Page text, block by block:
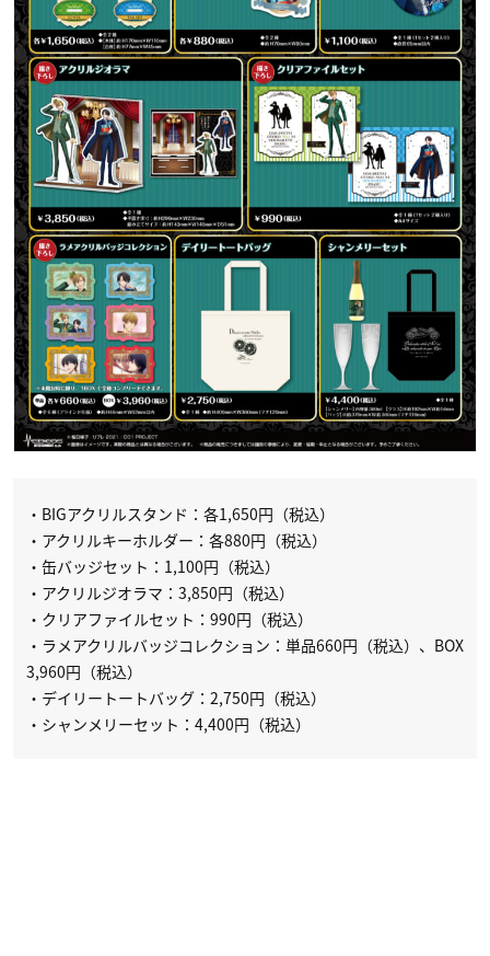
・BIGアクリルスタンド：各1,650円（税込）
・アクリルキーホルダー：各880円（税込）
・缶バッジセット：1,100円（税込）
・アクリルジオラマ：3,850円（税込）
・クリアファイルセット：990円（税込）
・ラメアクリルバッジコレクション：単品660円（税込）、BOX
3,960円（税込）
・デイリートートバッグ：2,750円（税込）
・シャンメリーセット：4,400円（税込）